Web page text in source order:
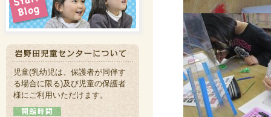
児童(乳幼児は、保護者が同伴す
る場合に限る)及び児童の保護者
様にご利用いただけます。